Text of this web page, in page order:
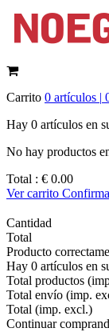
Carrito 0 artículos |
Hay 0 artículos en
No hay productos
Total : € 0.00
Ver carrito
Cantidad
Total
Producto
Hay 0 artículos en
Total productos
Total envío (imp.
Total (imp. excl.)
Continuar